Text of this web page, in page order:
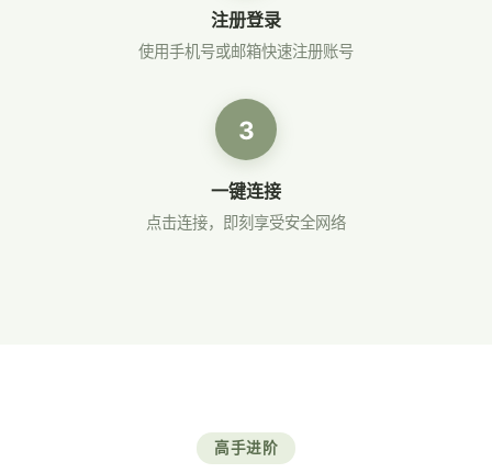
注册登录
使用手机号或邮箱快速注册账号
3
一键连接
点击连接，即刻享受安全网络
高手进阶